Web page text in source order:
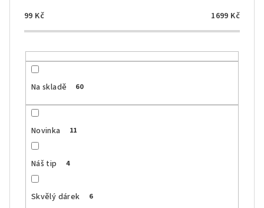
99 Kč 1699 Kč
Na skladě 60
Novinka 11
Náš tip 4
Skvělý dárek 6